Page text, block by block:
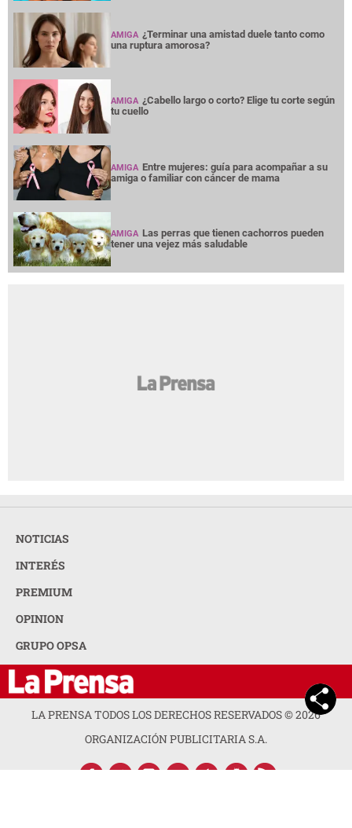
AMIGA ¿Terminar una amistad duele tanto como
una ruptura amorosa?
AMIGA ¿Cabello largo o corto? Elige tu corte según
tu cuello
AMIGA Entre mujeres: guía para acompañar a su
amiga o familiar con cáncer de mama
AMIGA Las perras que tienen cachorros pueden
tener una vejez más saludable
NOTICIAS
INTERÉS
PREMIUM
OPINION
GRUPO OPSA
LA PRENSA TODOS LOS DERECHOS RESERVADOS ©2026
ORGANIZACIÓN PUBLICITARIA S.A.